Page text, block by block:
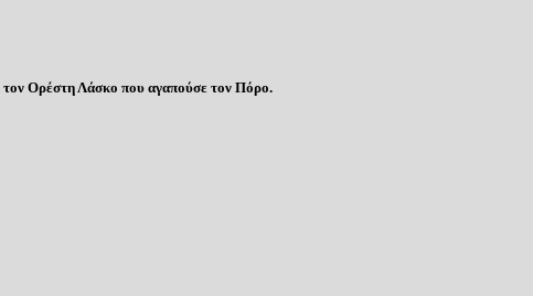
τον Ορέστη Λάσκο που αγαπούσε τον Πόρο.